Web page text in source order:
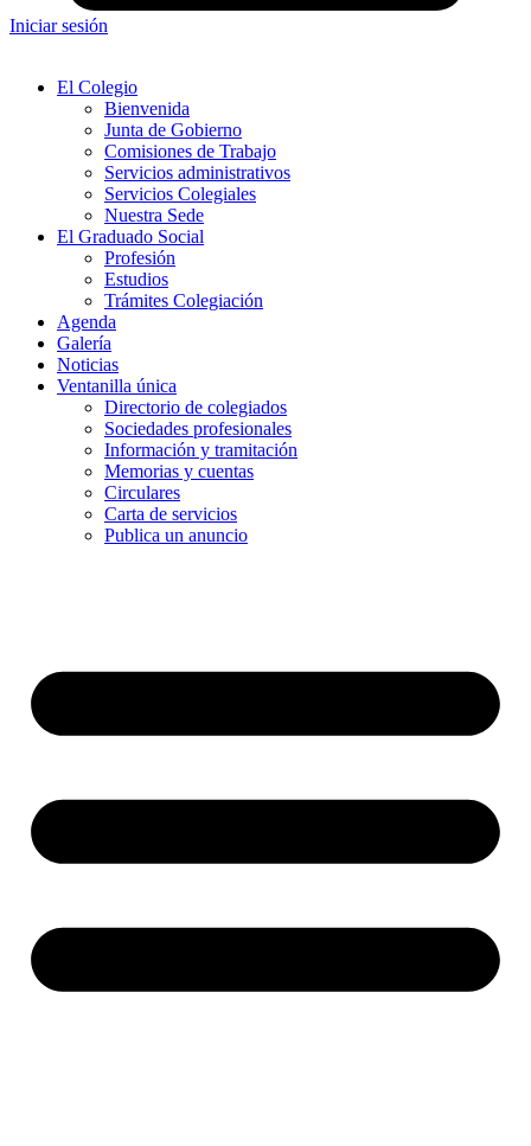
Iniciar sesión
El Colegio
Bienvenida
Junta de Gobierno
Comisiones de Trabajo
Servicios administrativos
Servicios Colegiales
Nuestra Sede
El Graduado Social
Profesión
Estudios
Trámites Colegiación
Agenda
Galería
Noticias
Ventanilla única
Directorio de colegiados
Sociedades profesionales
Información y tramitación
Memorias y cuentas
Circulares
Carta de servicios
Publica un anuncio